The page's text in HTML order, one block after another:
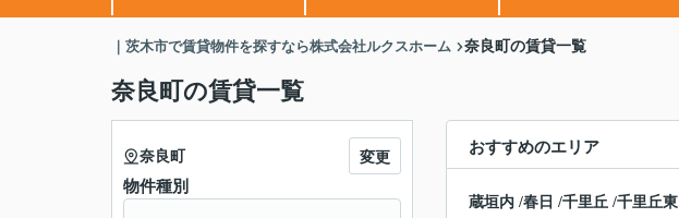
｜茨木市で賃貸物件を探すなら株式会社ルクスホーム 奈良町の賃貸一覧
奈良町の賃貸一覧
おすすめのエリア
蔵垣内 /春日 /千里丘 /千里丘東
奈良町 変更
物件種別